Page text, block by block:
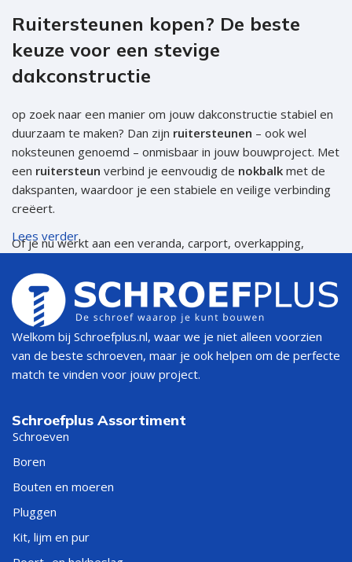
Ruitersteunen kopen? De beste
keuze voor een stevige
dakconstructie
op zoek naar een manier om jouw dakconstructie stabiel en
duurzaam te maken? Dan zijn ruitersteunen – ook wel
noksteunen genoemd – onmisbaar in jouw bouwproject. Met
een ruitersteun verbind je eenvoudig de nokbalk met de
dakspanten, waardoor je een stabiele en veilige verbinding
creëert.
Of je nu werkt aan een veranda, carport, overkapping,
ruitersteunen staat jouw dakconstructie als een huis.
Wat is een ruitersteun?
Eenruitersteunis een stalen verbindingsstuk dat wordt
gebruikt om dakspanten stevig aan de nokbalk te
instabiliteit in de dakconstructie. De
een populaire maat en geschikt voor veel gangbare
Voordelen van ruitersteunen
van het dak
Lees verder
Welkom bij Schroefplus.nl, waar we je niet alleen voorzien
van de beste schroeven, maar je ook helpen om de perfecte
match te vinden voor jouw project.
Schroefplus Assortiment
Schroeven
Boren
Bouten en moeren
Pluggen
Kit, lijm en pur